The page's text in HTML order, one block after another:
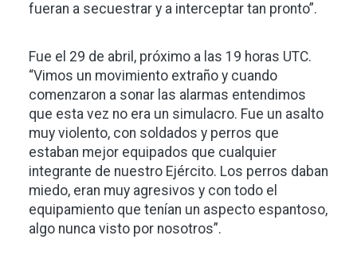
fueran a secuestrar y a interceptar tan pronto”.
Fue el 29 de abril, próximo a las 19 horas UTC.
“Vimos un movimiento extraño y cuando
comenzaron a sonar las alarmas entendimos
que esta vez no era un simulacro. Fue un asalto
muy violento, con soldados y perros que
estaban mejor equipados que cualquier
integrante de nuestro Ejército. Los perros daban
miedo, eran muy agresivos y con todo el
equipamiento que tenían un aspecto espantoso,
algo nunca visto por nosotros”.